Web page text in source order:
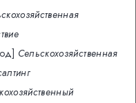
Сельскохозяйственная